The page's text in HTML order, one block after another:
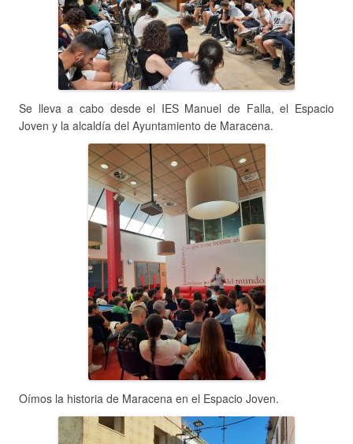
Se lleva a cabo desde el IES Manuel de Falla, el Espacio
Joven y la alcaldía del Ayuntamiento de Maracena.
Oímos la historia de Maracena en el Espacio Joven.